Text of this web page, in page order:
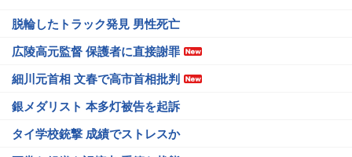
脱輪したトラック発見 男性死亡
広陵高元監督 保護者に直接謝罪
細川元首相 文春で高市首相批判
銀メダリスト 本多灯被告を起訴
タイ学校銃撃 成績でストレスか